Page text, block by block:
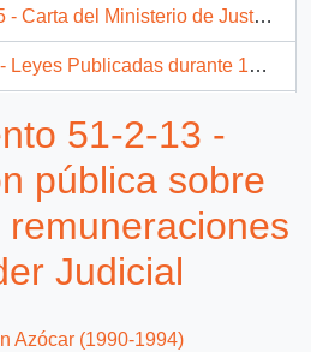
Justicia, de la subsecretaria, sra. Martita Worner Tapia, dirigida a S.E. Presidente de la República, Don Patricio Aylwin Azócar
Publicadas durante 1990-1991 del Sector de Justicia
51-2-13 -
pública sobre
Judicial
Azócar (1990-1994)